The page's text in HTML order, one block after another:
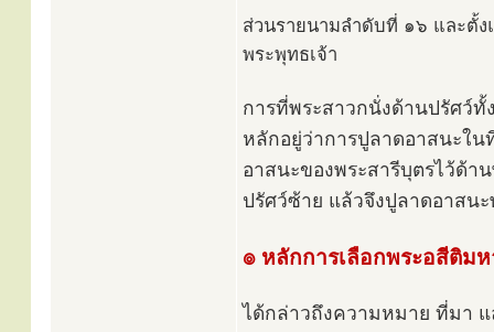
ส่วนรายนามลำดับที่ ๑๖ และตั้
พระพุทธเจ้า
การที่พระสาวกนั่งด้านปรัศว์ทั้
หลักอยู่ว่าการปูลาดอาสนะใ
อาสนะของพระสารีบุตรไว้ด้
ปรัศว์ซ้าย แล้วจึงปูลาดอาสน
๏ หลักการเลือกพระอสีติม
ได้กล่าวถึงความหมาย ที่มา